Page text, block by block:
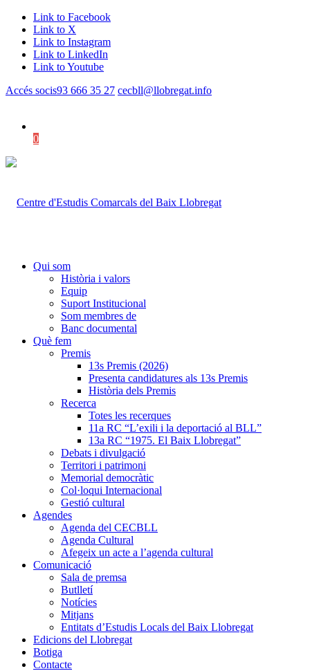
Link to Facebook
Link to X
Link to Instagram
Link to LinkedIn
Link to Youtube
Accés socis93 666 35 27 cecbll@llobregat.info
0
Qui som
Història i valors
Equip
Suport Institucional
Som membres de
Banc documental
Què fem
Premis
13s Premis (2026)
Presenta candidatures als 13s Premis
Història dels Premis
Recerca
Totes les recerques
11a RC “L’exili i la deportació al BLL”
13a RC “1975. El Baix Llobregat”
Debats i divulgació
Territori i patrimoni
Memorial democràtic
Col·loqui Internacional
Gestió cultural
Agendes
Agenda del CECBLL
Agenda Cultural
Afegeix un acte a l’agenda cultural
Comunicació
Sala de premsa
Butlletí
Notícies
Mitjans
Entitats d’Estudis Locals del Baix Llobregat
Edicions del Llobregat
Botiga
Contacte